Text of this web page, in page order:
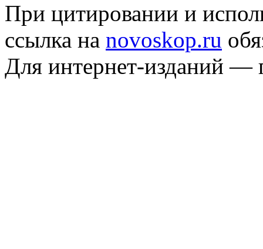
При цитировании и
ссылка на novoskop.ru
Для интернет-изданий —